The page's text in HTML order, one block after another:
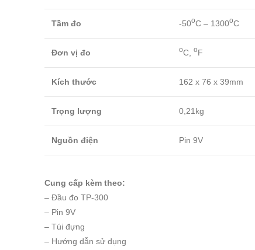
Tầm đo -50oC – 1300oC
Đơn vị đo oC, oF
Kích thước 162 x 76 x 39mm
Trọng lượng 0,21kg
Nguồn điện Pin 9V
Cung cấp kèm theo:
– Đầu đo TP-300
– Pin 9V
– Túi đựng
– Hướng dẫn sử dụng